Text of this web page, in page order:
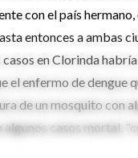
con el país
entonces a ambas
en Clorinda
el enfermo de dengue
de un mosquito con
algunos casos mortal,